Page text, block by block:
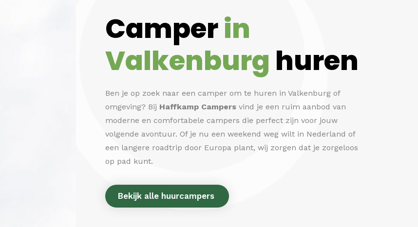
Camperin
Valkenburg huren
Ben je op zoek naar een camper om te huren in Valkenburg of
omgeving? Bij Haffkamp Campers vind je een ruim aanbod van
moderne en comfortabele campers die perfect zijn voor jouw
volgende avontuur. Of je nu een weekend weg wilt in Nederland of
een langere roadtrip door Europa plant, wij zorgen dat je zorgeloos
op pad kunt.
Bekijk alle huurcampers